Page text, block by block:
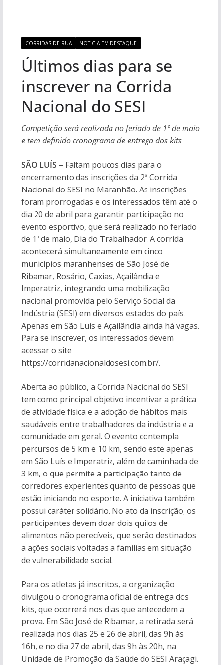
CORRIDAS DE RUA NOTICIA EM DESTAQUE
Últimos dias para se
inscrever na Corrida
Nacional do SESI
Competição será realizada no feriado de 1º de maio
e tem definido cronograma de entrega dos kits
SÃO LUÍS – Faltam poucos dias para o
encerramento das inscrições da 2ª Corrida
Nacional do SESI no Maranhão. As inscrições
foram prorrogadas e os interessados têm até o
dia 20 de abril para garantir participação no
evento esportivo, que será realizado no feriado
de 1º de maio, Dia do Trabalhador. A corrida
acontecerá simultaneamente em cinco
municípios maranhenses de São José de
Ribamar, Rosário, Caxias, Açailândia e
Imperatriz, integrando uma mobilização
nacional promovida pelo Serviço Social da
Indústria (SESI) em diversos estados do país.
Apenas em São Luís e Açailândia ainda há vagas.
Para se inscrever, os interessados devem
acessar o site
https://corridanacionaldosesi.com.br/.
Aberta ao público, a Corrida Nacional do SESI
tem como principal objetivo incentivar a prática
de atividade física e a adoção de hábitos mais
saudáveis entre trabalhadores da indústria e a
comunidade em geral. O evento contempla
percursos de 5 km e 10 km, sendo este apenas
em São Luís e Imperatriz, além de caminhada de
3 km, o que permite a participação tanto de
corredores experientes quanto de pessoas que
estão iniciando no esporte. A iniciativa também
possui caráter solidário. No ato da inscrição, os
participantes devem doar dois quilos de
alimentos não perecíveis, que serão destinados
a ações sociais voltadas a famílias em situação
de vulnerabilidade social.
Para os atletas já inscritos, a organização
divulgou o cronograma oficial de entrega dos
kits, que ocorrerá nos dias que antecedem a
prova. Em São José de Ribamar, a retirada será
realizada nos dias 25 e 26 de abril, das 9h às
16h, e no dia 27 de abril, das 9h às 20h, na
Unidade de Promoção da Saúde do SESI Araçagi.